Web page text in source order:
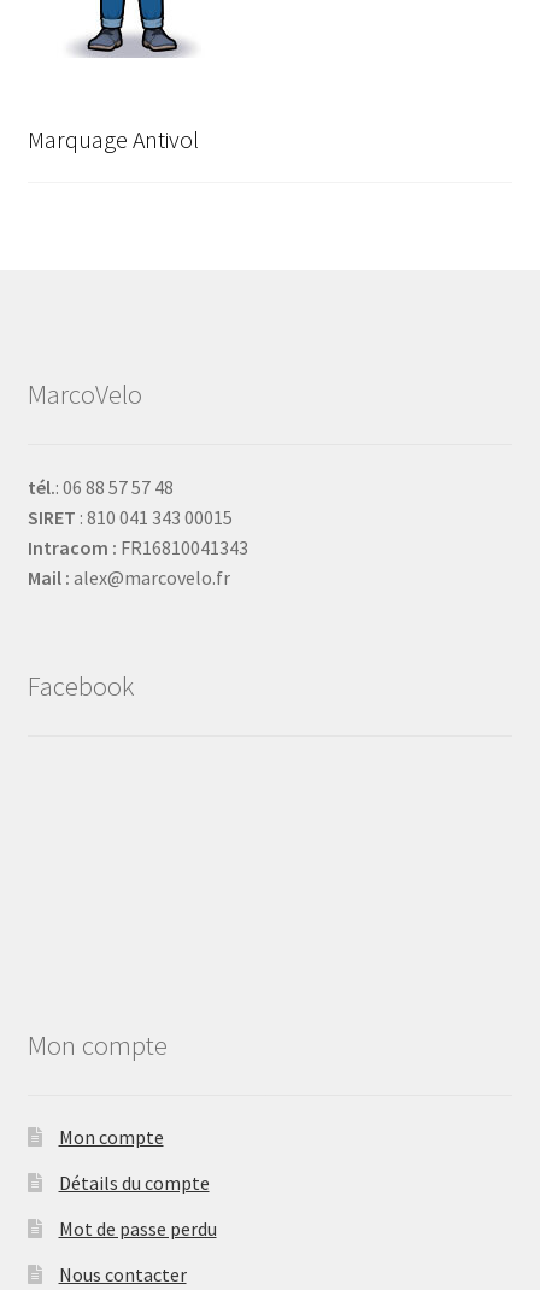
Marquage Antivol
MarcoVelo
tél.: 06 88 57 57 48
SIRET : 810 041 343 00015
Intracom : FR16810041343
Mail : alex@marcovelo.fr
Facebook
Mon compte
Mon compte
Détails du compte
Mot de passe perdu
Nous contacter